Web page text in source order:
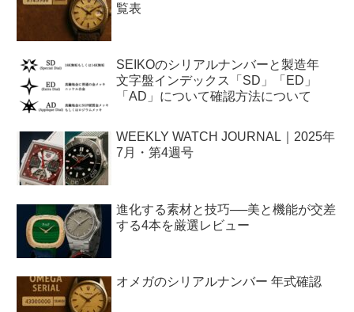
覧表
SEIKOのシリアルナンバーと製造年
文字盤インデックス「SD」「ED」
「AD」について確認方法について
WEEKLY WATCH JOURNAL｜2025年
7月・第4週号
進化する素材と技巧──美と機能が交差
する4本を厳選レビュー
オメガのシリアルナンバー 年式確認